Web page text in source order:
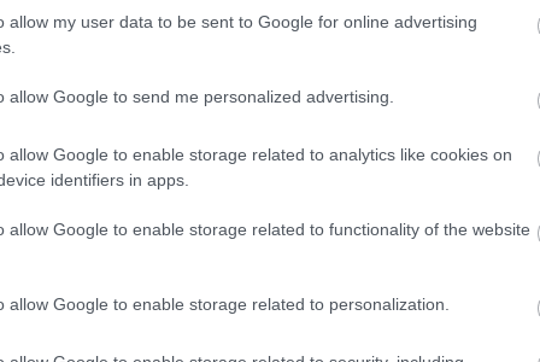
allow my user data to be sent to Google for online advertising
allow Google to send me personalized advertising.
allow Google to enable storage related to analytics like cookies on
identifiers in apps.
allow Google to enable storage related to functionality of the website
allow Google to enable storage related to personalization.
αξία και κάνει τα αυτοκίνητα πιο ασφαλή
χωρίς συμβιβασμούς στην ασφάλεια.
αυτοκίνητα, βασισμένα σε εξαιρετικά
επόμενης γενιάς, συνδεσιμότητα, δεδομένα και
όλα μαζί σε ένα προϊόν. Ο οδικός χάρτης της
ισορροπίας ανάμεσα στην εσωτερική
με παγκόσμιους τεχνολογικούς ηγέτες, ώστε
από το λογισμικό